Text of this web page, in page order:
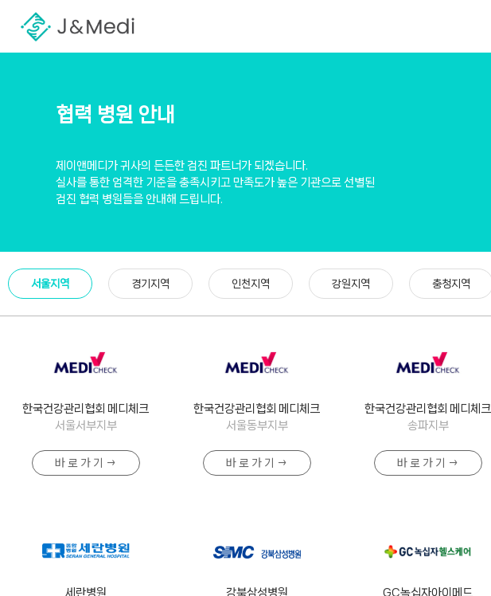
협력 병원 안내
제이앤메디가 귀사의 든든한 검진 파트너가 되겠습니다.
실사를 통한 엄격한 기준을 충족시키고 만족도가 높은 기관으로 선별된
검진 협력 병원들을 안내해 드립니다.
서울지역 경기지역 인천지역 강원지역 충청지역
한국건강관리협회 메디체크
서울서부지부
바 로 가 기 →
한국건강관리협회 메디체크
서울동부지부
바 로 가 기 →
한국건강관리협회 메디체크
송파지부
바 로 가 기 →
세란병원
강북삼성병원
GC녹십자아이메드